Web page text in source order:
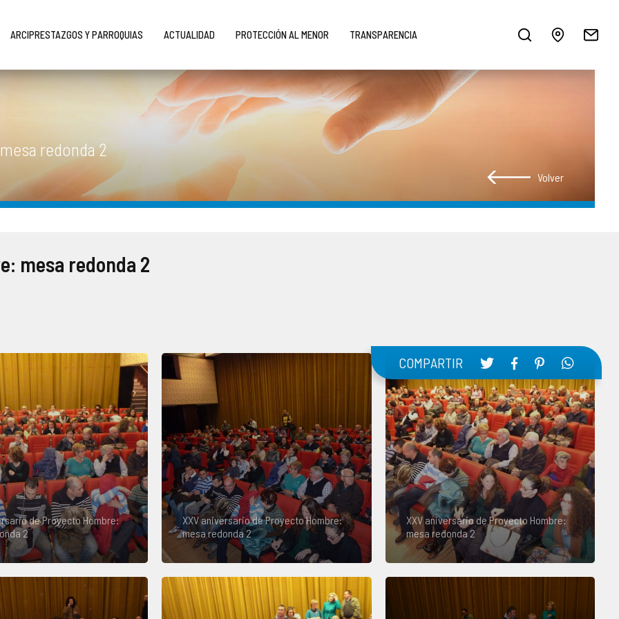
ARCIPRESTAZGOS Y PARROQUIAS ACTUALIDAD PROTECCIÓN AL MENOR TRANSPARENCIA
redonda 2
Volver
mesa redonda 2
COMPARTIR
de Proyecto Hombre:
2
XXV aniversario de Proyecto Hombre:
mesa redonda 2
XXV aniversario de Proyecto Hombre:
mesa redonda 2